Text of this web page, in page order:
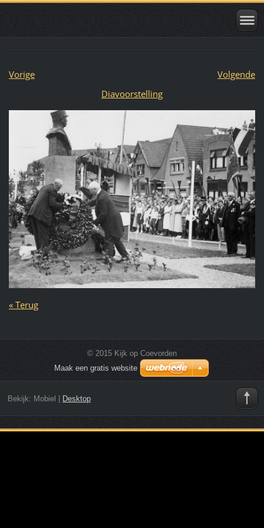
Vorige
Volgende
Diavoorstelling
« Terug
© 2015 Kijk op Coevorden
Maak een gratis website
Bekijk: Mobiel Desktop